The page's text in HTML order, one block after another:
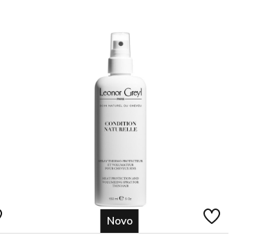
i zrači svilenkastom mekoćom.
kovrče, čime olakšava stiliziranje, dok štiti
dodatno pruža intenzivnu njegu,
i zaštićena.
kose fenom i u elegantnom, zdravom
transformaciju svoje kose.
Novo